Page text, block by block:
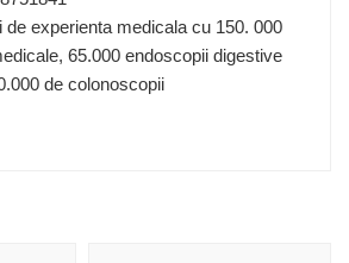
de experienta medicala cu 150. 000
65.000 endoscopii digestive
de colonoscopii